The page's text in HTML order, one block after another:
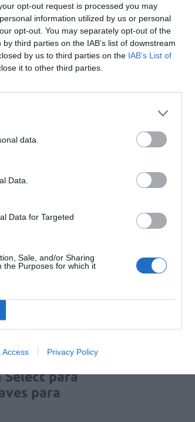
opt-out request is processed you may
information utilized by us or personal
opt-out. You may separately opt-out of the
third parties on the IAB’s list of downstream
by us to third parties on the IAB’s List of
it to other third parties.
data.
Data.
Data for Targeted
Sale, and/or Sharing
the Purposes for which it
Access Privacy Policy
de
para el 24
de
en el
Select para
para